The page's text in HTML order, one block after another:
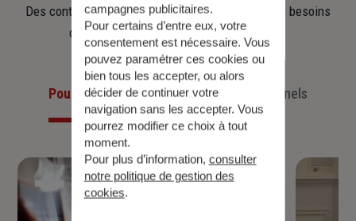
Des contrats clairs et flexibles pour sécuriser vos besoins
d’aujourd’hui et anticiper ceux de demain.
Pour les particuliersPour les professionnels
campagnes publicitaires.
Pour certains d’entre eux, votre
consentement est nécessaire. Vous
pouvez paramétrer ces cookies ou
bien tous les accepter, ou alors
décider de continuer votre
navigation sans les accepter. Vous
pourrez modifier ce choix à tout
moment.
Pour plus d’information, consulter
notre politique de gestion des
cookies.